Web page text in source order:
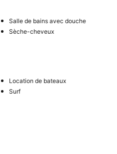
Salle de bains avec douche
Sèche-cheveux
Location de bateaux
Surf